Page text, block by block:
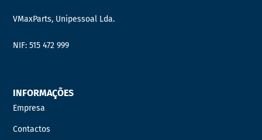
VMaxParts, Unipessoal Lda.
NIF: 515 472 999
INFORMAÇÕES
Empresa
Contactos